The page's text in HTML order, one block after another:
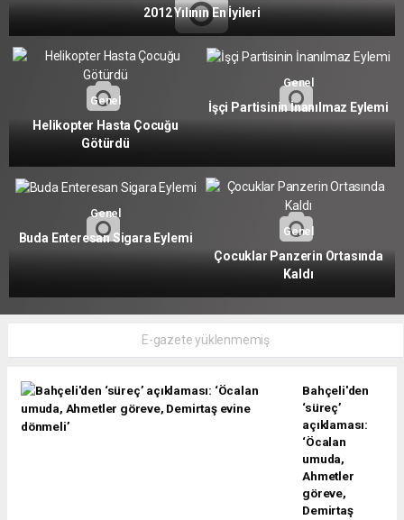
2012 Yılının En İyileri
Genel
Helikopter Hasta Çocuğu
Götürdü
Genel
İşçi Partisinin İnanılmaz Eylemi
Genel
Buda Enteresan Sigara Eylemi Genel
Çocuklar Panzerin Ortasında
Kaldı
E-gazete yüklenmemiş
Bahçeli'den
‘süreç’
açıklaması:
‘Öcalan
umuda,
Ahmetler
göreve,
Demirtaş